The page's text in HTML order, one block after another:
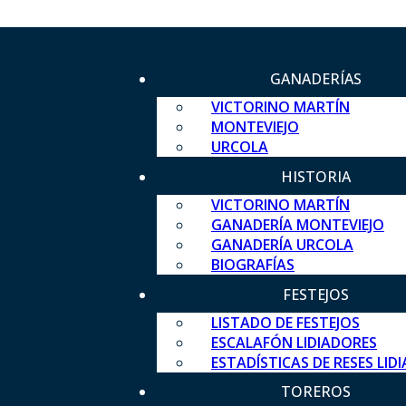
GANADERÍAS
VICTORINO MARTÍN
MONTEVIEJO
URCOLA
HISTORIA
VICTORINO MARTÍN
GANADERÍA MONTEVIEJO
GANADERÍA URCOLA
BIOGRAFÍAS
FESTEJOS
LISTADO DE FESTEJOS
ESCALAFÓN LIDIADORES
ESTADÍSTICAS DE RESES
TOREROS